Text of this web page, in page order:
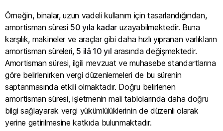
Örneğin, binalar, uzun vadeli kullanım için tasarlandığından,
amortisman süresi 50 yıla kadar uzayabilmektedir. Buna
karşılık, makineler ve araçlar gibi daha hızlı yıpranan varlıkların
amortisman süreleri, 5 ilâ 10 yıl arasında değişmektedir.
Amortisman süresi, ilgili mevzuat ve muhasebe standartlarına
göre belirlenirken vergi düzenlemeleri de bu sürenin
saptanmasında etkili olmaktadır. Doğru belirlenen
amortisman süresi, işletmenin mali tablolarında daha doğru
bilgi sağlayarak vergi yükümlülüklerinin de düzenli olarak
yerine getirilmesine katkıda bulunmaktadır.